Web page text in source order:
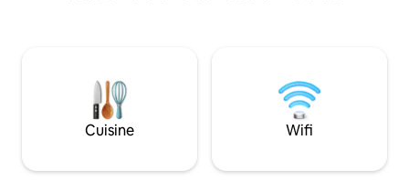
uniquement des adultes. Les enfants et
les animaux de compagnie ne sont pas
autorisés à l'intérieur de l'A-Frame, qui a
été conçu par un couple pour créer un
d'autres couples et pour nous-mêmes.
faire de la
sentier Big M et
nationale de
idéal pour tout
Cuisine Wifi